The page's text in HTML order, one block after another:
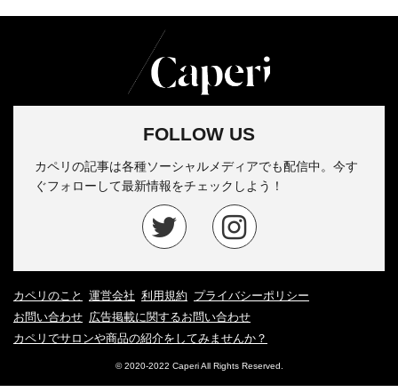
FOLLOW US
カペリの記事は各種ソーシャルメディアでも配信中。今す
ぐフォローして最新情報をチェックしよう！
カペリのこと 運営会社 利用規約 プライバシーポリシー
お問い合わせ 広告掲載に関するお問い合わせ
カペリでサロンや商品の紹介をしてみませんか？
© 2020-2022 Caperi All Rights Reserved.